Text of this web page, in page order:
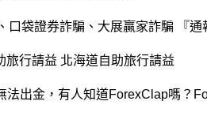
口袋證券詐騙、大展贏家詐騙 『通
旅行請益 北海道自助旅行請益